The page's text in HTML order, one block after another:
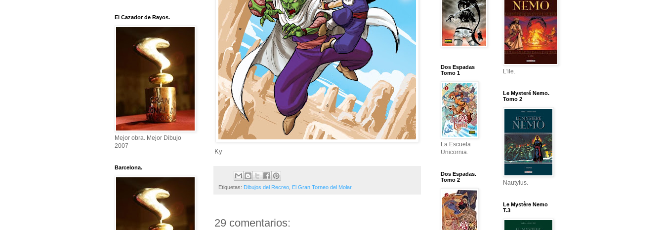
Ky
Etiquetas: Dibujos del Recreo, El Gran Torneo del Molar.
29 comentarios:
El Cazador de Rayos.
Mejor obra. Mejor Dibujo
2007
Barcelona.
Dos Espadas
Tomo 1
La Escuela
Unicornia.
Dos Espadas.
Tomo 2
L'ile.
Le Mysteré Nemo.
Tomo 2
Nautylus.
Le Mystère Nemo
T.3